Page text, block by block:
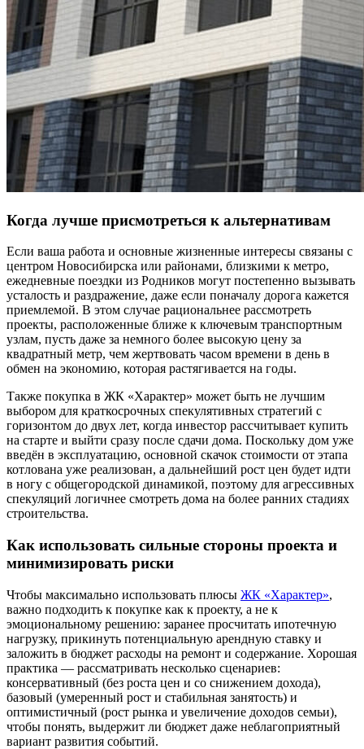
Когда лучше присмотреться к альтернативам
Если ваша работа и основные жизненные интересы связаны с
центром Новосибирска или районами, близкими к метро,
ежедневные поездки из Родников могут постепенно вызывать
усталость и раздражение, даже если поначалу дорога кажется
приемлемой. В этом случае рациональнее рассмотреть
проекты, расположенные ближе к ключевым транспортным
узлам, пусть даже за немного более высокую цену за
квадратный метр, чем жертвовать часом времени в день в
обмен на экономию, которая растягивается на годы.
Также покупка в ЖК «Характер» может быть не лучшим
выбором для краткосрочных спекулятивных стратегий с
горизонтом до двух лет, когда инвестор рассчитывает купить
на старте и выйти сразу после сдачи дома. Поскольку дом уже
введён в эксплуатацию, основной скачок стоимости от этапа
котлована уже реализован, а дальнейший рост цен будет идти
в ногу с общегородской динамикой, поэтому для агрессивных
спекуляций логичнее смотреть дома на более ранних стадиях
строительства.
Как использовать сильные стороны проекта и
минимизировать риски
Чтобы максимально использовать плюсы ЖК «Характер»,
важно подходить к покупке как к проекту, а не к
эмоциональному решению: заранее просчитать ипотечную
нагрузку, прикинуть потенциальную арендную ставку и
заложить в бюджет расходы на ремонт и содержание. Хорошая
практика — рассматривать несколько сценариев:
консервативный (без роста цен и со снижением дохода),
базовый (умеренный рост и стабильная занятость) и
оптимистичный (рост рынка и увеличение доходов семьи),
чтобы понять, выдержит ли бюджет даже неблагоприятный
вариант развития событий.